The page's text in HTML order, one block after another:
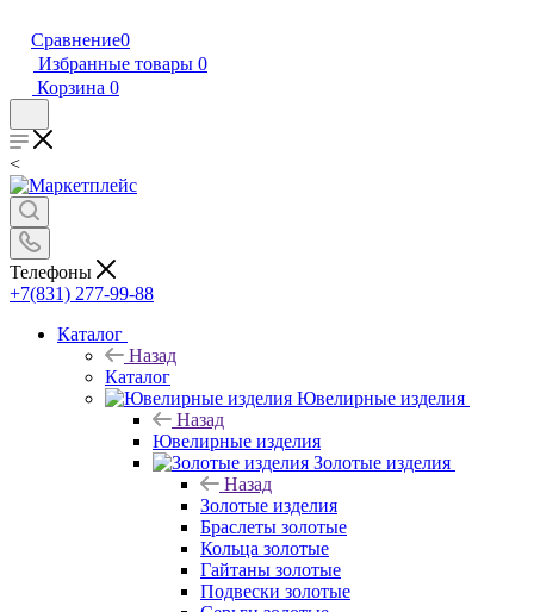
Сравнение0
Избранные товары 0
Корзина 0
<
Телефоны
+7(831) 277-99-88
Каталог
Назад
Каталог
Ювелирные изделия
Назад
Ювелирные изделия
Золотые изделия
Назад
Золотые изделия
Браслеты золотые
Кольца золотые
Гайтаны золотые
Подвески золотые